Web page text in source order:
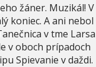
žáner. Muzikál! V
koniec. A ani nebol
v tme Larsa
v oboch prípadoch
Spievanie v daždi.